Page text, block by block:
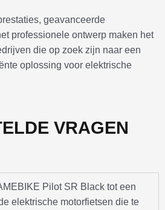
geavanceerde
professionele ontwerp maken het
die op zoek zijn naar een
oplossing voor elektrische
VRAGEN
Pilot SR Black tot een
elektrische motorfietsen die te